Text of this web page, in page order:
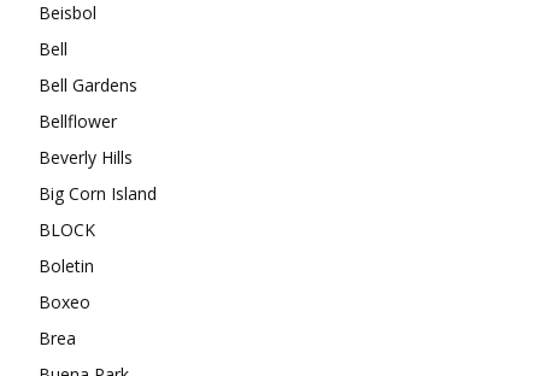
Beisbol
Bell
Bell Gardens
Bellflower
Beverly Hills
Big Corn Island
BLOCK
Boletin
Boxeo
Brea